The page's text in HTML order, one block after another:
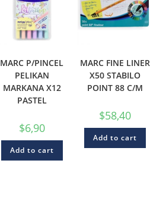
MARC P/PINCEL
PELIKAN
MARKANA X12
PASTEL
$6,90
Add to cart
MARC FINE LINER
X50 STABILO
POINT 88 C/M
$58,40
Add to cart